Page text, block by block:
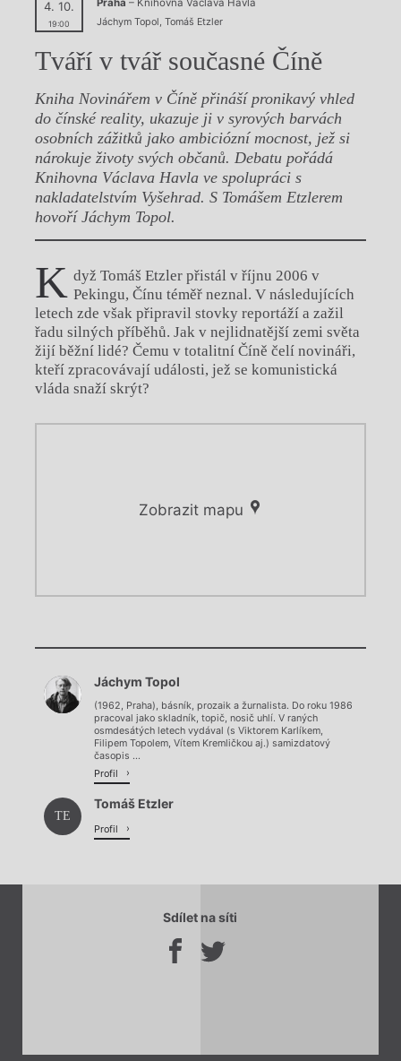
4. 10.
19:00
Praha – Knihovna Václava Havla
Jáchym Topol , Tomáš Etzler
Tváří v tvář současné Číně
Kniha Novinářem v Číně přináší pronikavý vhled
do čínské reality, ukazuje ji v syrových barvách
osobních zážitků jako ambiciózní mocnost, jež si
nárokuje životy svých občanů. Debatu pořádá
Knihovna Václava Havla ve spolupráci s
nakladatelstvím Vyšehrad. S Tomášem Etzlerem
hovoří Jáchym Topol.
K dyž Tomáš Etzler přistál v říjnu 2006 v
Pekingu, Čínu téměř neznal. V následujících
letech zde však připravil stovky reportáží a zažil
řadu silných příběhů. Jak v nejlidnatější zemi světa
žijí běžní lidé? Čemu v totalitní Číně čelí novináři,
kteří zpracovávají události, jež se komunistická
vláda snaží skrýt?
Zobrazit mapu
Načítá se.
Chviličku.
Načítá se.
Jáchym Topol
(1962, Praha), básník, prozaik a žurnalista. Do roku 1986
pracoval jako skladník, topič, nosič uhlí. V raných
osmdesátých letech vydával (s Viktorem Karlíkem,
Filipem Topolem, Vítem Kremličkou aj.) samizdatový
časopis ...
Profil
TE
Tomáš Etzler
Profil
Sdílet na síti